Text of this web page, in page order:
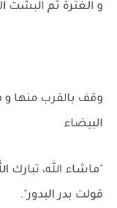
و الغترة ثم البشت
وقف بالقرب منها و
البيضاء
"ماشاء الله، تبارك
قولت بدر البدور".